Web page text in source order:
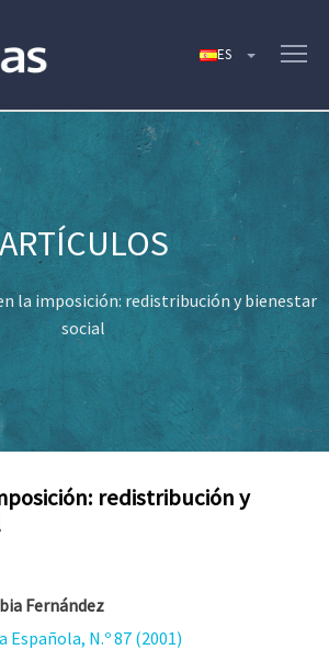
la imposición: redistribución y bienestar
social
redistribución y
Fernández
Española, N.º 87 (2001)